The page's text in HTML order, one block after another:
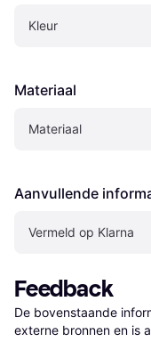
Kleur
Materiaal
Materiaal
Aanvullende
Vermeld op Klarna
Feedback
De bovenstaande
externe bronnen en is